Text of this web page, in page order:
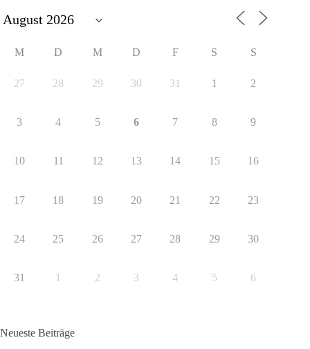
M D M D F S S
27 28 29 30 31 1 2
3 4 5 6 7 8 9
10 11 12 13 14 15 16
17 18 19 20 21 22 23
24 25 26 27 28 29 30
31 1 2 3 4 5 6
Neueste Beiträge